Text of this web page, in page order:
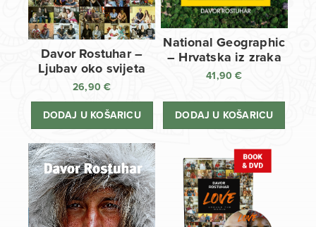
Davor Rostuhar –
Ljubav oko svijeta
26,90€
DODAJ U KOŠARICU
National Geographic
– Hrvatska iz zraka
41,90€
DODAJ U KOŠARICU